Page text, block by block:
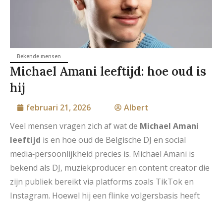
Bekende mensen
Michael Amani leeftijd: hoe oud is
hij
februari 21, 2026
Albert
Veel mensen vragen zich af wat de Michael Amani
leeftijd is en hoe oud de Belgische DJ en social
media‑persoonlijkheid precies is. Michael Amani is
bekend als DJ, muziekproducer en content creator die
zijn publiek bereikt via platforms zoals TikTok en
Instagram. Hoewel hij een flinke volgersbasis heeft